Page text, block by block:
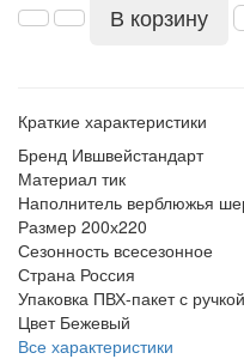
В корзину
Краткие характеристики
Бренд Ившвейстандарт
Материал тик
Наполнитель верблюжья
Размер 200х220
Сезонность всесезонное
Страна Россия
Упаковка ПВХ-пакет с ручкой
Цвет Бежевый
Все характеристики